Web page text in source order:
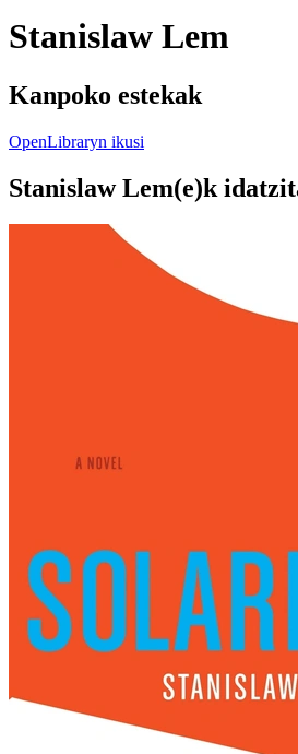
Stanislaw Lem
Kanpoko estekak
OpenLibraryn ikusi
Stanislaw Lem(e)k